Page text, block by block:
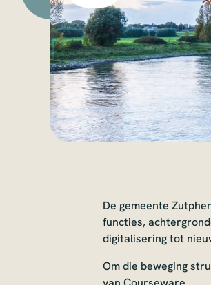
De gemeente
functies,
digitalisering tot
Om die beweging